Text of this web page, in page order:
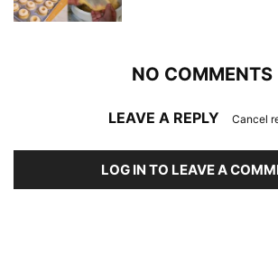
NO COMMENTS
LEAVE A REPLY Cancel
LOG IN TO LEAVE A